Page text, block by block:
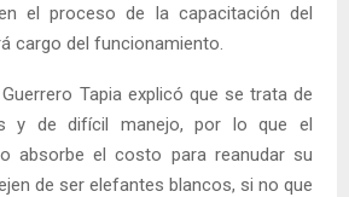
el proceso de la capacitación del
cargo del funcionamiento.
Tapia explicó que se trata de
y de difícil manejo, por lo que el
absorbe el costo para reanudar su
de ser elefantes blancos, si no que